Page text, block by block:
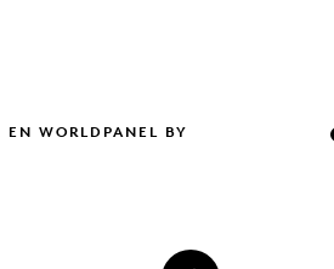
WORLDPANEL BY